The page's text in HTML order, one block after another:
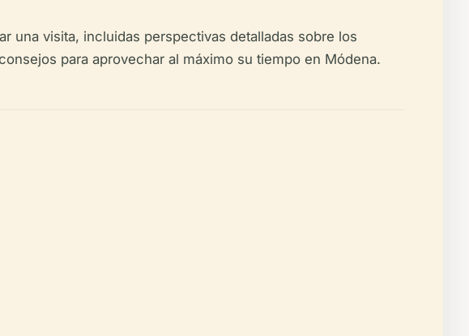
una visita, incluidas perspectivas detalladas sobre los
para aprovechar al máximo su tiempo en Módena.